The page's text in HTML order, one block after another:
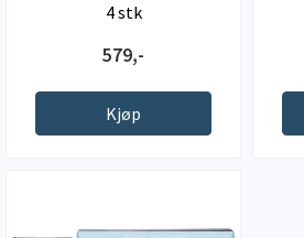
4 stk
579,-
Kjøp